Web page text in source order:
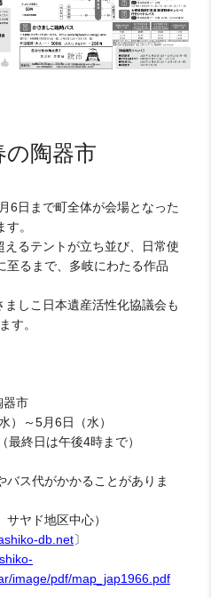
の陶器市
6日まで町全体が会場となった
。
るテントが立ち並び、日常使
至るまで、多岐にわたる作品
しこ日本遺産活性化協議会も
す。
市
～5月6日（水）
日は午後4時まで）
ス代がかかることがありま
ヤド地区中心）
db.net〕
image/pdf/map_jap1966.pdf